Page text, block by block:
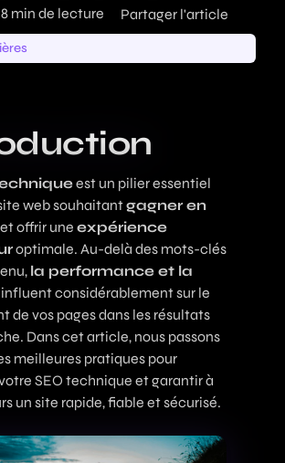
8 min de lecture Partager l'article
est un pilier essentiel
web souhaitantgagner en
et offrir une expérience
optimale. Au-delà des mots-clés
la performance et la
influent considérablement sur le
de vos pages dans les résultats
Dans cet article, nous passons
meilleures pratiques pour
SEO technique et garantir à
un site rapide, fiable et sécurisé.